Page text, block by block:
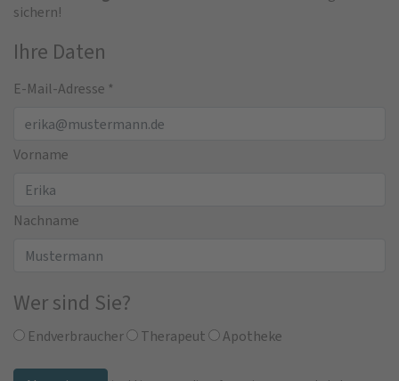
sichern!
Ihre Daten
E-Mail-Adresse *
Vorname
Nachname
Wer sind Sie?
Endverbraucher Therapeut Apotheke